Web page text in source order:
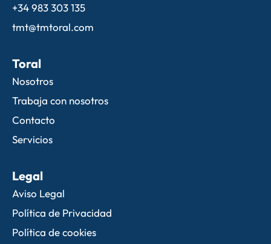
Toral
Nosotros
Trabaja con nosotros
Contacto
Servicios
Legal
Aviso Legal
Política de Privacidad
Política de cookies
+34 983 303 135
tmt@tmtoral.com